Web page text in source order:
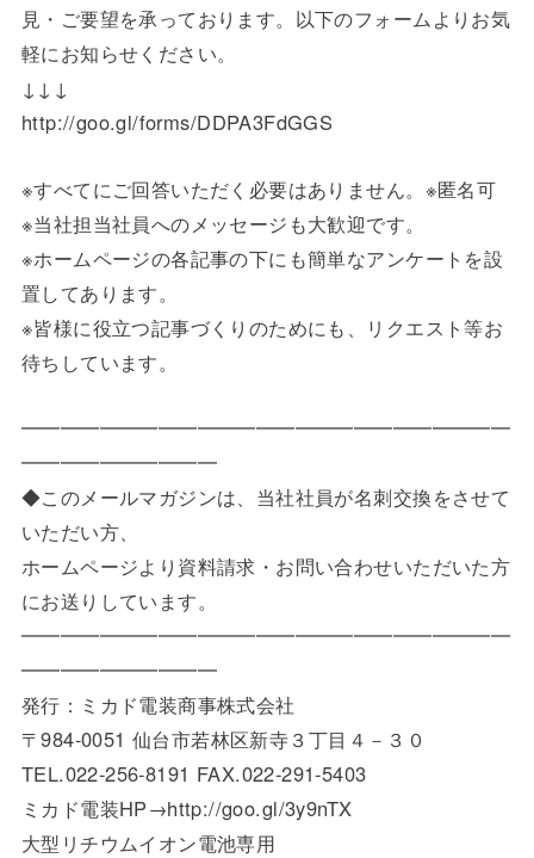
見・ご要望を承っております。以下のフォームよりお気
軽にお知らせください。
↓↓↓
http://goo.gl/forms/DDPA3FdGGS
※すべてにご回答いただく必要はありません。※匿名可
※当社担当社員へのメッセージも大歓迎です。
※ホームページの各記事の下にも簡単なアンケートを設
置してあります。
※皆様に役立つ記事づくりのためにも、リクエスト等お
待ちしています。
━━━━━━━━━━━━━━━━━━━━━━━━━
━━━━━━━━━━
◆このメールマガジンは、当社社員が名刺交換をさせて
いただい方、
ホームページより資料請求・お問い合わせいただいた方
にお送りしています。
━━━━━━━━━━━━━━━━━━━━━━━━━
━━━━━━━━━━
発行：ミカド電装商事株式会社
〒984-0051 仙台市若林区新寺３丁目４－３０
TEL.022-256-8191 FAX.022-291-5403
ミカド電装HP→http://goo.gl/3y9nTX
大型リチウムイオン電池専用